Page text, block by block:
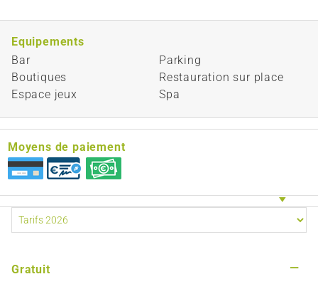
Equipements
Bar
Boutiques
Espace jeux
Parking
Restauration sur place
Spa
Moyens de paiement
Gratuit —